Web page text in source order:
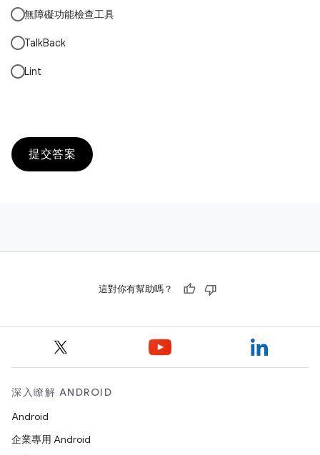
無障礙功能檢查工具
TalkBack
Lint
提交答案
這對你有幫助嗎？
深入瞭解 ANDROID
Android
企業專用 Android